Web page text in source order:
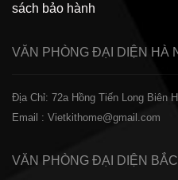
sách bảo hành
VĂN PHÒNG ĐẠI DIỆN HÀ
Địa Chỉ: 72a Hồng Tiến Long Biên
Email : Vietkithome@gmail.com
VĂN PHÒNG ĐẠI DIỆN